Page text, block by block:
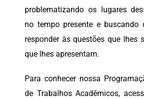
problematizando os lugares
no tempo presente e buscando
responder às questões que lhes
que lhes apresentam.
Para conhecer nossa
de Trabalhos Acadêmicos,